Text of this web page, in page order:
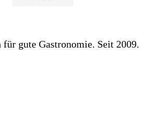
für gute Gastronomie. Seit 2009.